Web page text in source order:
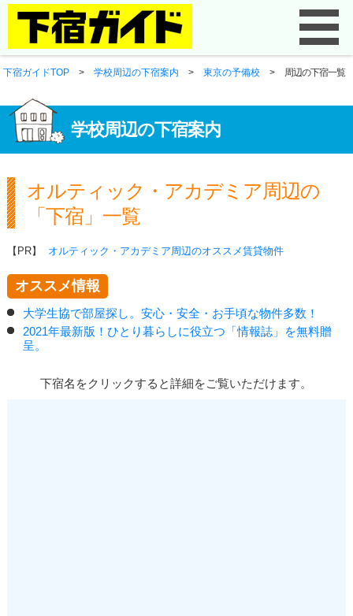
下宿ガイドTOP >学校周辺の下宿案内 >東京の予備校 > 周辺の下宿一覧
学校周辺の下宿案内
オルティック・アカデミア周辺の
「下宿」一覧
【PR】 オルティック・アカデミア周辺のオススメ賃貸物件
オススメ情報
大学生協で部屋探し。安心・安全・お手頃な物件多数！
2021年最新版！ひとり暮らしに役立つ「情報誌」を無料贈
呈。
下宿名をクリックすると詳細をご覧いただけます。